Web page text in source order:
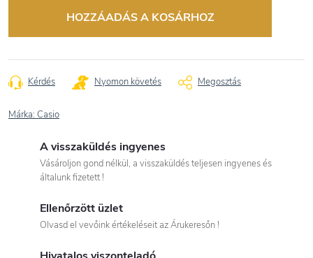
HOZZÁADÁS A KOSÁRHOZ
Kérdés Nyomon követés Megosztás
Márka: Casio
A visszaküldés ingyenes
Vásároljon gond nélkül, a visszaküldés teljesen ingyenes és
általunk fizetett !
Ellenőrzött üzlet
Olvasd el vevőink értékeléseit az Árukeresőn !